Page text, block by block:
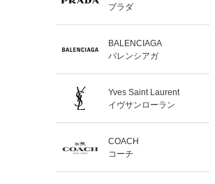
プラダ
BALENCIAGA
バレンシアガ
Yves Saint Laurent
イヴサンローラン
COACH
コーチ